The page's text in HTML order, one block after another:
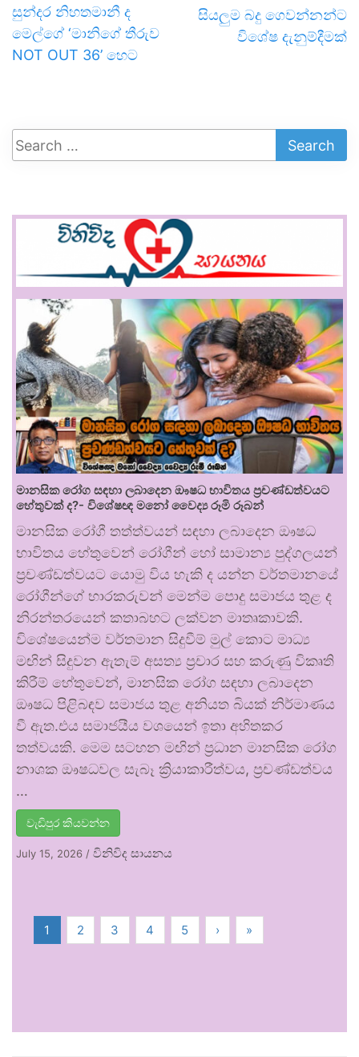
සුන්දර නිහතමානී ද
මෙල්ගේ ‘මානිගේ තීරුව
NOT OUT 36’ හෙට
සියලුම බදු ගෙවන්නන්ට
විශේෂ දැනුම්දීමක්
මානසික රෝග සඳහා ලබාදෙන ඖෂධ භාවිතය ප්‍රචණ්ඩත්වයට
හේතුවක් ද?- විශේෂඥ මනෝ වෛද්‍ය රූමි රූබන්
මානසික රෝගී තත්ත්වයන් සඳහා ලබාදෙන ඖෂධ
භාවිතය හේතුවෙන් රෝගීන් හෝ සාමාන්‍ය පුද්ගලයන්
ප්‍රචණ්ඩත්වයට යොමු විය හැකි ද යන්න වර්තමානයේ
රෝගීන්ගේ භාරකරුවන් මෙන්ම පොදු සමාජය තුළ ද
නිරන්තරයෙන් කතාබහට ලක්වන මාතෘකාවකි.
විශේෂයෙන්ම වර්තමාන සිදුවීම් මුල් කොට මාධ්‍ය
මඟින් සිදුවන ඇතැම් අසත්‍ය ප්‍රචාර සහ කරුණු විකෘති
කිරීම් හේතුවෙන්, මානසික රෝග සඳහා ලබාදෙන
ඖෂධ පිළිබඳව සමාජය තුළ අනියත බියක් නිර්මාණය
වී ඇත.එය සමාජයීය වශයෙන් ඉතා අහිතකර
තත්වයකි. මෙම සටහන මඟින් ප්‍රධාන මානසික රෝග
නාශක ඖෂධවල සැබෑ ක්‍රියාකාරීත්වය, ප්‍රචණ්ඩත්වය
…
වැඩිපුර කියවන්න
July 15, 2026 / විනිවිද සායනය
1 2 3 4 5 › »